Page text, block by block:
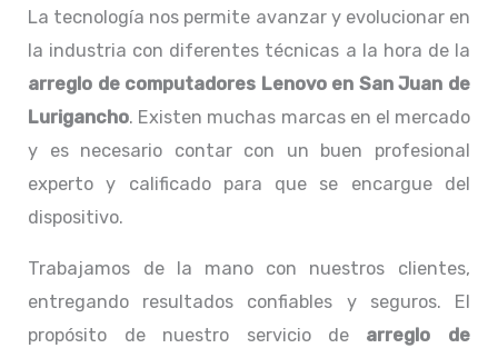
La tecnología nos permite avanzar y evolucionar en
la industria con diferentes técnicas a la hora de la
arreglo de computadores Lenovoen San Juan de
Lurigancho. Existen muchas marcas en el mercado
y es necesario contar con un buen profesional
experto y calificado para que se encargue del
dispositivo.
Trabajamos de la mano con nuestros clientes,
entregando resultados confiables y seguros. El
propósito de nuestro servicio de arreglo de